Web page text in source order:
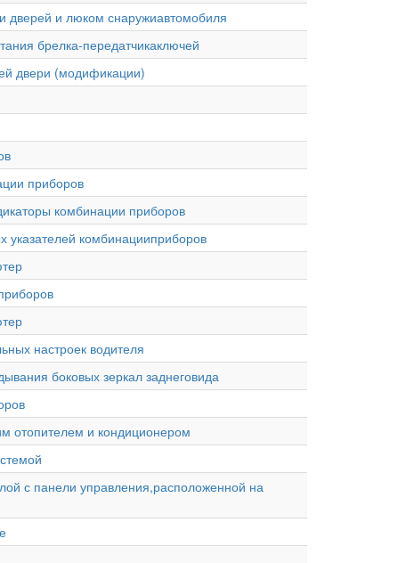
дверей и люком снаружиавтомобиля
брелка-передатчикаключей
двери (модификации)
приборов
комбинации приборов
указателей комбинацииприборов
настроек водителя
боковых зеркал заднеговида
отопителем и кондиционером
с панели управления,расположенной на